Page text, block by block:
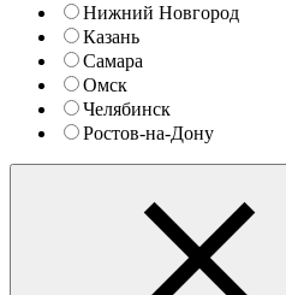
Нижний Новгород
Казань
Самара
Омск
Челябинск
Ростов-на-Дону